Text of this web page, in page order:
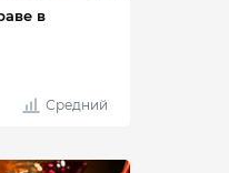
в
Средний